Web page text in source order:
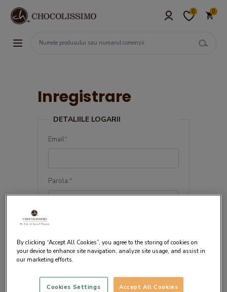
0 0
Inregistrare
DETALIILE LOGARII
Email*
Parola:*
Confirma parola:
DETALIILE PERSONALE
By clicking “Accept All Cookies”, you agree to the storing of cookies on
your device to enhance site navigation, analyze site usage, and assist in
our marketing efforts.
Accept All Cookies
Cookies Settings